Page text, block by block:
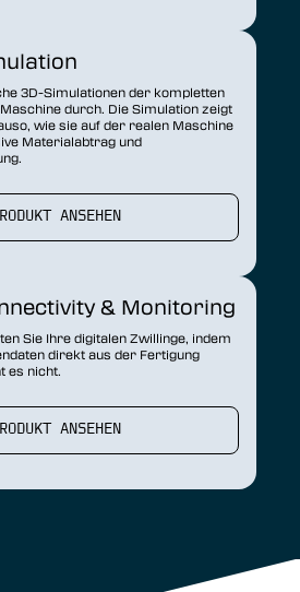
3D-Simulationen der kompletten
durch. Die Simulation zeigt
wie sie auf der realen Maschine
Materialabtrag und
ANSEHEN
& Monitoring
Sie Ihre digitalen Zwillinge, indem
direkt aus der Fertigung
es nicht.
ANSEHEN